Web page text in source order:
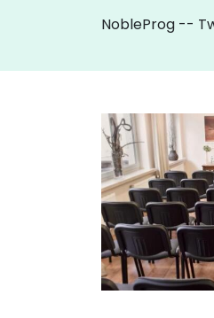
NobleProg --